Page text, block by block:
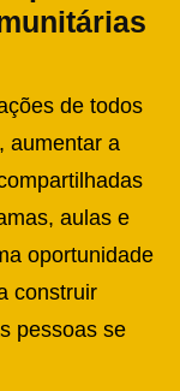
de todos
aumentar a
aulas e
oportunidade
construir
pessoas se